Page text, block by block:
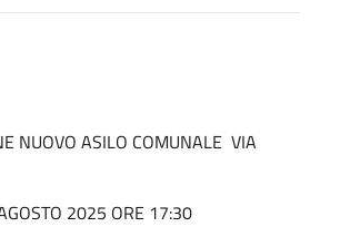
NUOVO ASILO COMUNALE VIA
2025 ORE 17:30